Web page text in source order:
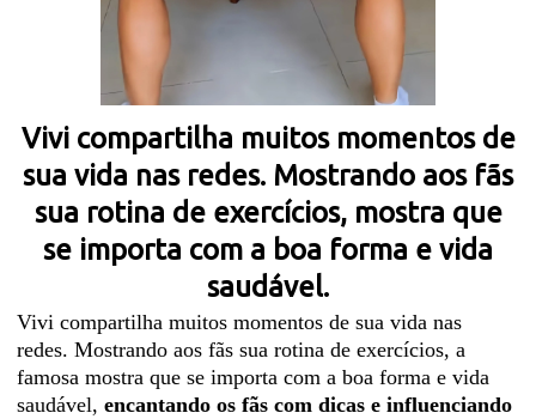
Vivi compartilha muitos momentos de
sua vida nas redes. Mostrando aos fãs
sua rotina de exercícios, mostra que
se importa com a boa forma e vida
saudável.
Vivi compartilha muitos momentos de sua vida nas
redes. Mostrando aos fãs sua rotina de exercícios, a
famosa mostra que se importa com a boa forma e vida
saudável,encantando os fãs com dicas e influenciando